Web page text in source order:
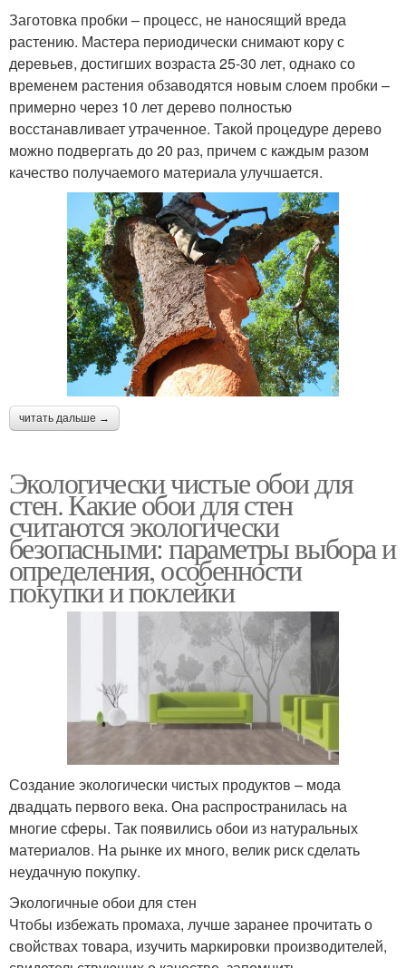
Заготовка пробки – процесс, не наносящий вреда
растению. Мастера периодически снимают кору с
деревьев, достигших возраста 25-30 лет, однако со
временем растения обзаводятся новым слоем пробки –
примерно через 10 лет дерево полностью
восстанавливает утраченное. Такой процедуре дерево
можно подвергать до 20 раз, причем с каждым разом
качество получаемого материала улучшается.
читать дальше →
Экологически чистые обои для
стен. Какие обои для стен
считаются экологически
безопасными: параметры выбора и
определения, особенности
покупки и поклейки
Создание экологически чистых продуктов – мода
двадцать первого века. Она распространилась на
многие сферы. Так появились обои из натуральных
материалов. На рынке их много, велик риск сделать
неудачную покупку.
Экологичные обои для стен
Чтобы избежать промаха, лучше заранее прочитать о
свойствах товара, изучить маркировки производителей,